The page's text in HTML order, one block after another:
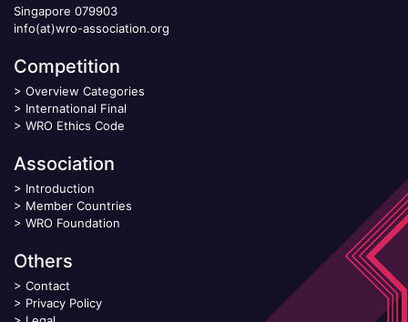
Singapore 079903
info(at)wro-association.org
Competition
> Overview Categories
> International Final
> WRO Ethics Code
Association
> Introduction
> Member Countries
> WRO Foundation
Others
> Contact
> Privacy Policy